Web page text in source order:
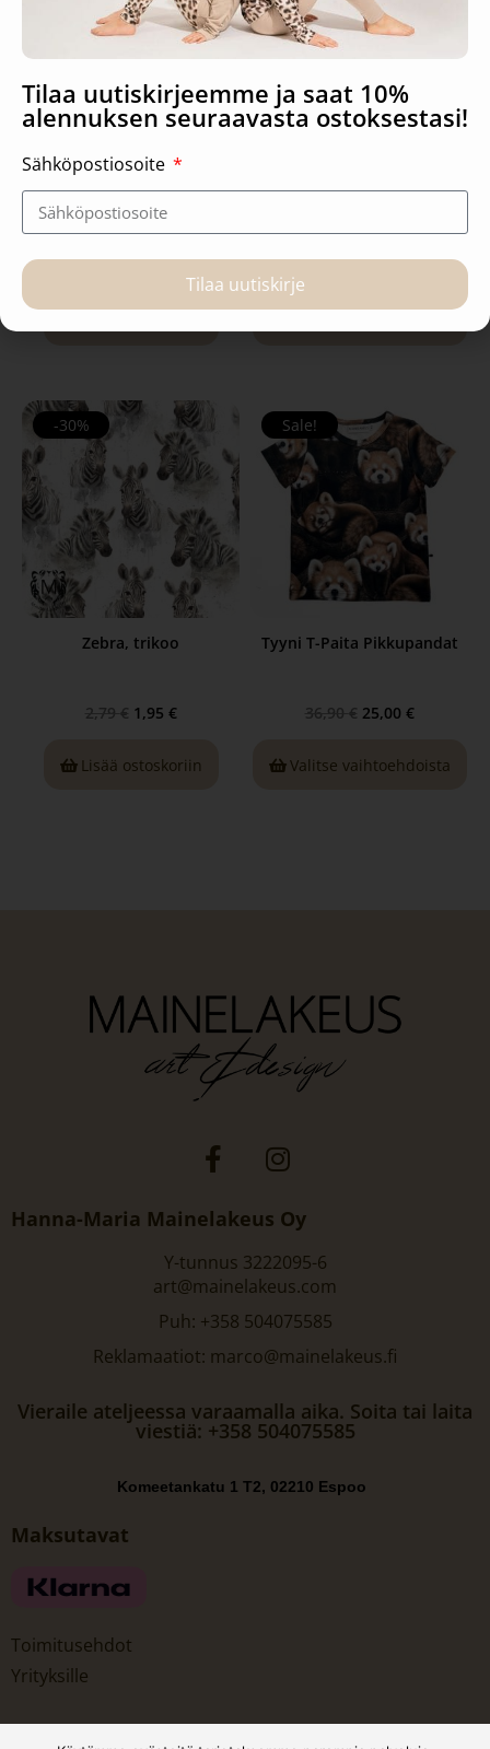
Bloom liila, puuvilla Bernit, Tuubihuivi
-30%
Zebra, trikoo
2,79 € 1,95 €
Lisää ostoskoriin
Sale!
Tyyni T-Paita Pikkupandat
36,90 € 25,00 €
Valitse vaihtoehdoista
Hanna-Maria Mainelakeus Oy
Y-tunnus 3222095-6
art@mainelakeus.com
Puh: +358 504075585
Reklamaatiot: marco@mainelakeus.fi
Vieraile ateljeessa varaamalla aika. Soita tai laita
viestiä: +358 504075585
Komeetankatu 1 T2, 02210 Espoo
Maksutavat
Toimitusehdot
Yrityksille
Tilaa uutiskirjeemme ja saat 10%
alennuksen seuraavasta ostoksestasi!
Sähköpostiosoite
Tilaa uutiskirje